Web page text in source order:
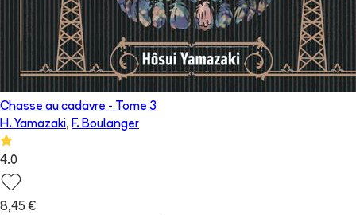
Chasse au cadavre - Tome 3
H. Yamazaki, F. Boulanger
4.0
8,45 €